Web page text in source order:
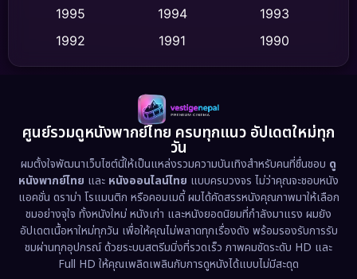
Dance เต้น (10)
Detective สืบสวน (64)
Disaster (13)
Disney+ (5)
Documentary สารคดี (95)
Drama ดราม่า (1,538)
Dystopian (17)
1995
1994
1993
1992
1991
1990
1989
1988
1986
1983
1978
1974
1962
ศูนย์รวมดูหนังพากย์ไทย ครบทุกแนว อัปเดตใหม่ทุก
วัน
ผมตั้งใจพัฒนาเว็บไซต์นี้ให้เป็นแหล่งรวมความบันเทิงสำหรับคนที่ชื่นชอบ ดู
หนังพากย์ไทย และ หนังออนไลน์ไทย แบบครบวงจร ไม่ว่าคุณจะชอบหนัง
แอคชั่น ดราม่า โรแมนติก หรือคอมเมดี้ ผมได้คัดสรรหนังคุณภาพมาให้เลือก
ชมอย่างจุใจ ทั้งหนังใหม่ หนังเก่า และหนังยอดนิยมที่กำลังมาแรง ผมยัง
อัปเดตเนื้อหาใหม่ทุกวัน เพื่อให้คุณไม่พลาดทุกเรื่องดัง พร้อมรองรับการรับ
ชมผ่านทุกอุปกรณ์ ด้วยระบบสตรีมมิ่งที่รวดเร็ว ภาพคมชัดระดับ HD และ
Full HD ให้คุณเพลิดเพลินกับการดูหนังได้แบบไม่มีสะดุด